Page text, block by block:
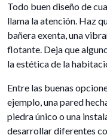
Todo buen diseño de
llama la atención. Haz
bañera exenta, una
flotante. Deja que
la estética de la
Entre las buenas
ejemplo, una pared
piedra único o una
desarrollar diferentes